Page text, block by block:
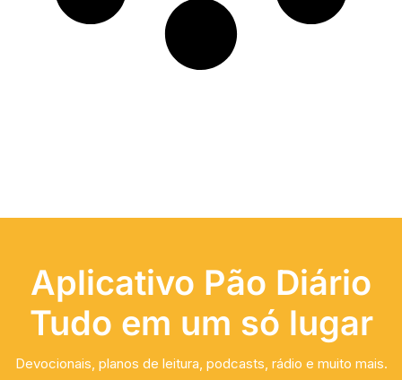
Aplicativo Pão Diário
Tudo em um só lugar
Devocionais, planos de leitura, podcasts, rádio e muito mais.